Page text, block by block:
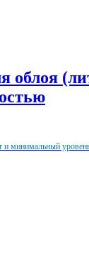
облоя
минимальный